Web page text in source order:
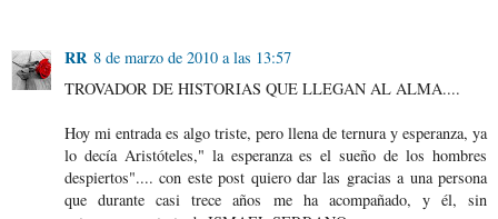
RR 8 de marzo de 2010 a las 13:57
TROVADOR DE HISTORIAS QUE LLEGAN AL ALMA....
Hoy mi entrada es algo triste, pero llena de ternura y esperanza, ya
lo decía Aristóteles," la esperanza es el sueño de los hombres
despiertos".... con este post quiero dar las gracias a una persona
que durante casi trece años me ha acompañado, y él, sin